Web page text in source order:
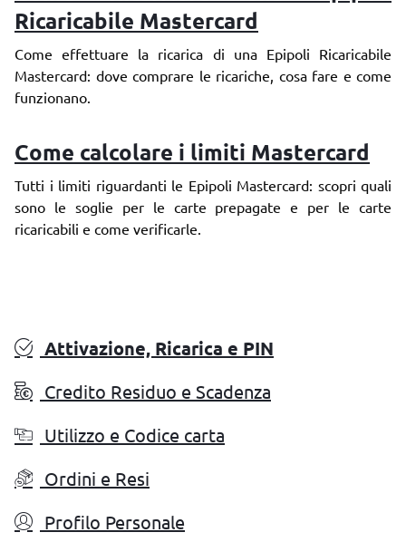
Attivazione, Ricarica e PIN
Credito Residuo e Scadenza
Utilizzo e Codice carta
Ordini e Resi
Profilo Personale
Ricaricabile Mastercard
Come effettuare la ricarica di una Epipoli Ricaricabile
Mastercard: dove comprare le ricariche, cosa fare e come
funzionano.
Come calcolare i limiti Mastercard
Tutti i limiti riguardanti le Epipoli Mastercard: scopri quali
sono le soglie per le carte prepagate e per le carte
ricaricabili e come verificarle.